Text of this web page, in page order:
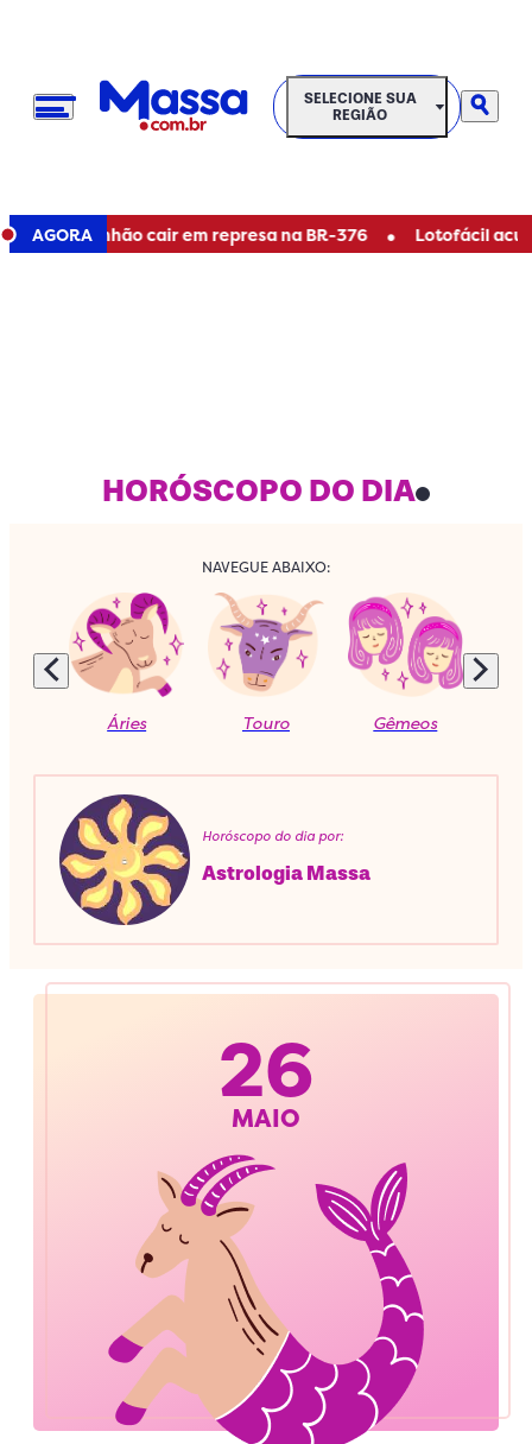
SELECIONE SUA REGIÃO
SELECIONE SUA
REGIÃO
AGORA
caminhão cair em represa na BR-376 • Lotofácil
HORÓSCOPO DO DIA
NAVEGUE ABAIXO:
Áries Touro Gêmeos
Horóscopo do dia por:
Astrologia Massa
26
MAIO